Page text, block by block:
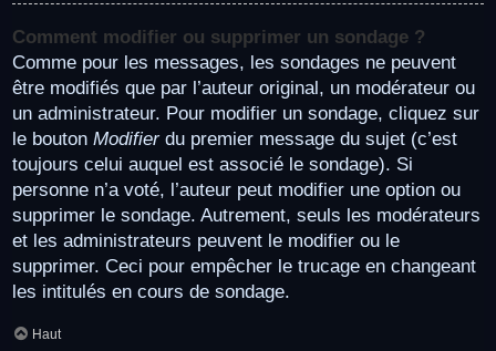
Comment modifier ou supprimer un sondage ?
Comme pour les messages, les sondages ne peuvent
être modifiés que par l’auteur original, un modérateur ou
un administrateur. Pour modifier un sondage, cliquez sur
le bouton Modifierdu premier message du sujet (c’est
toujours celui auquel est associé le sondage). Si
personne n’a voté, l’auteur peut modifier une option ou
supprimer le sondage. Autrement, seuls les modérateurs
et les administrateurs peuvent le modifier ou le
supprimer. Ceci pour empêcher le trucage en changeant
les intitulés en cours de sondage.
Haut